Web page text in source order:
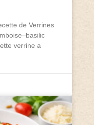
de Verrines
verrine a